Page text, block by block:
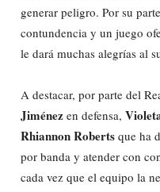
generar peligro. Por su
contundencia y un juego
le dará muchas alegrías al
A destacar, por parte del
Jiménez en defensa,
Rhiannon Roberts que ha
por banda y atender con
cada vez que el equipo la